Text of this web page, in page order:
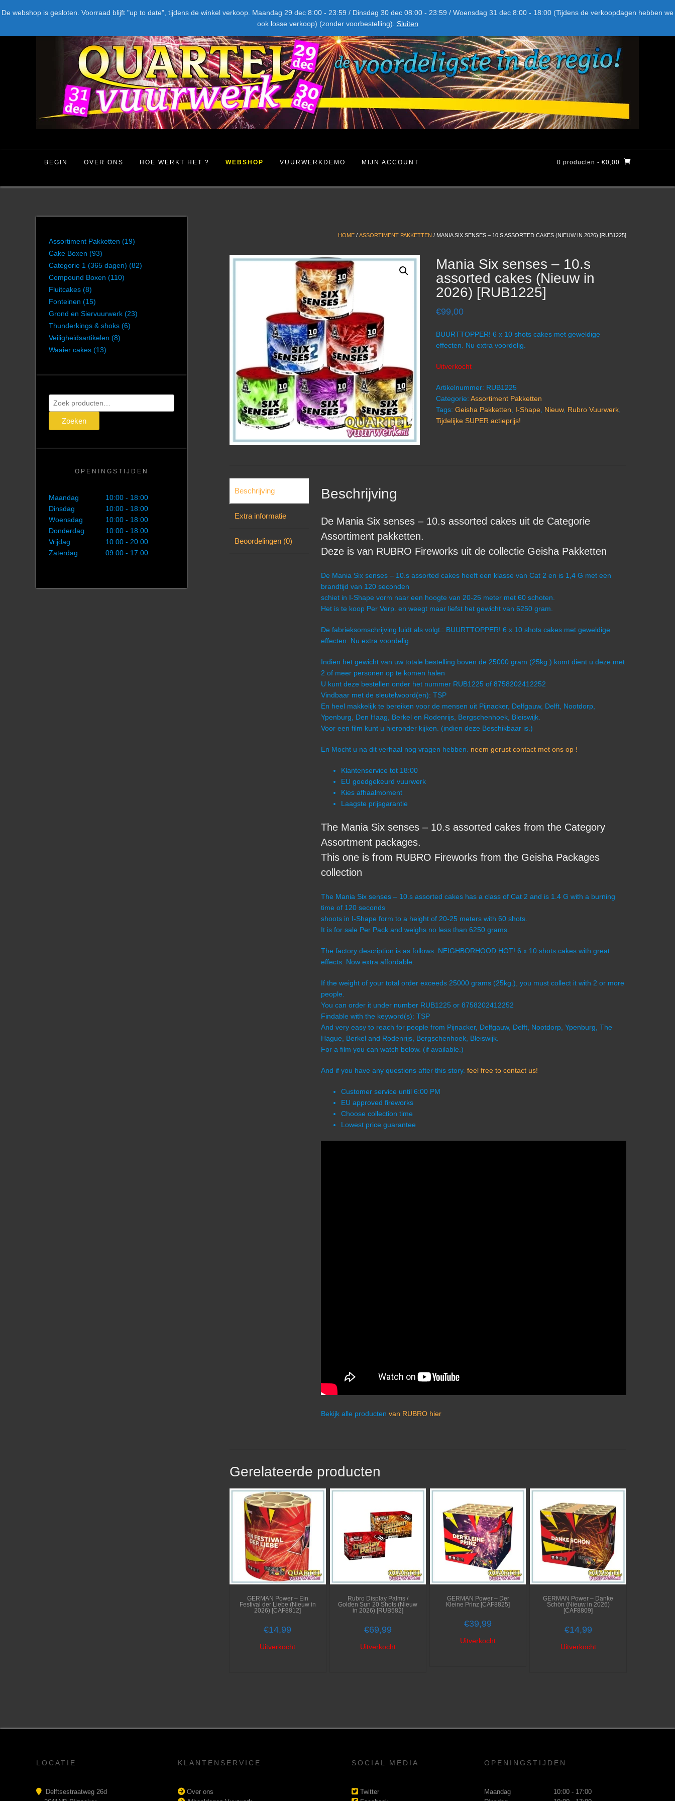
De webshop is gesloten. Voorraad blijft "up to date", tijdens de winkel verkoop. Maandag 29 dec 8:00 - 23:59 / Dinsdag 30 dec 08:00 - 23:59 / Woensdag 31 dec 8:00 - 18:00 (Tijdens de verkoopdagen hebben we
ook losse verkoop) (zonder voorbestelling). Sluiten
naar
BEGIN OVER ONS HOE WERKT HET ? WEBSHOP VUURWERKDEMO MIJN ACCOUNT 0 producten - €0,00
HOME / ASSORTIMENT PAKKETTEN / MANIA SIX SENSES – 10.S ASSORTED CAKES (NIEUW IN 2026) [RUB1225]
Mania Six senses – 10.s
assorted cakes (Nieuw in
2026) [RUB1225]
€99,00
BUURTTOPPER! 6 x 10 shots cakes met geweldige
effecten. Nu extra voordelig.
Uitverkocht
Artikelnummer: RUB1225
Categorie: Assortiment Pakketten
Tags: Geisha Pakketten I-Shape, Nieuw, Rubro Vuurwerk,
Tijdelijke SUPER actieprijs!
Beschrijving
Extra informatie
Beoordelingen (0)
Beschrijving
De Mania Six senses – 10.s assorted cakes uit de Categorie
Assortiment pakketten.
Deze is van RUBRO Fireworks uit de collectie Geisha Pakketten
De Mania Six senses – 10.s assorted cakes heeft een klasse van Cat 2 en is 1,4 G met een
brandtijd van 120 seconden
schiet in I-Shape vorm naar een hoogte van 20-25 meter met 60 schoten.
Het is te koop Per Verp. en weegt maar liefst het gewicht van 6250 gram.
De fabrieksomschrijving luidt als volgt.: BUURTTOPPER! 6 x 10 shots cakes met geweldige
effecten. Nu extra voordelig.
Indien het gewicht van uw totale bestelling boven de 25000 gram (25kg.) komt dient u deze met
2 of meer personen op te komen halen
U kunt deze bestellen onder het nummer RUB1225 of 8758202412252
Vindbaar met de sleutelwoord(en): TSP
En heel makkelijk te bereiken voor de mensen uit Pijnacker, Delfgauw, Delft, Nootdorp,
Ypenburg, Den Haag, Berkel en Rodenrijs, Bergschenhoek, Bleiswijk.
Voor een film kunt u hieronder kijken. (indien deze Beschikbaar is.)
En Mocht u na dit verhaal nog vragen hebben. neem gerust contact met ons op !
Klantenservice tot 18:00
EU goedgekeurd vuurwerk
Kies afhaalmoment
Laagste prijsgarantie
The Mania Six senses – 10.s assorted cakes from the Category
Assortment packages.
This one is from RUBRO Fireworks from the Geisha Packages
collection
The Mania Six senses – 10.s assorted cakes has a class of Cat 2 and is 1.4 G with a burning
time of 120 seconds
shoots in I-Shape form to a height of 20-25 meters with 60 shots.
It is for sale Per Pack and weighs no less than 6250 grams.
The factory description is as follows: NEIGHBORHOOD HOT! 6 x 10 shots cakes with great
effects. Now extra affordable.
If the weight of your total order exceeds 25000 grams (25kg.), you must collect it with 2 or more
people.
You can order it under number RUB1225 or 8758202412252
Findable with the keyword(s): TSP
And very easy to reach for people from Pijnacker, Delfgauw, Delft, Nootdorp, Ypenburg, The
Hague, Berkel and Rodenrijs, Bergschenhoek, Bleiswijk.
For a film you can watch below. (if available.)
And if you have any questions after this story. feel free to contact us!
Customer service until 6:00 PM
EU approved fireworks
Choose collection time
Lowest price guarantee
Bekijk alle producten van RUBRO hier
Gerelateerde producten
GERMAN Power – Ein
Festival der Liebe (Nieuw in
2026) [CAF8812]
€14,99
Uitverkocht
Rubro Display Palms /
Golden Sun 20 Shots (Nieuw
in 2026) [RUB582]
€69,99
Uitverkocht
GERMAN Power – Der
Kleine Prinz [CAF8825]
€39,99
Uitverkocht
GERMAN Power – Danke
Schön (Nieuw in 2026)
[CAF8809]
€14,99
Uitverkocht
Assortiment Pakketten (19)
Cake Boxen (93)
Categorie 1 (365 dagen) (82)
Compound Boxen (110)
Fluitcakes (8)
Fonteinen (15)
Grond en Siervuurwerk (23)
Thunderkings & shoks (6)
Veiligheidsartikelen (8)
Waaier cakes (13)
Zoeken
naar:
Zoeken
OPENINGSTIJDEN
Maandag
10:00 - 18:00
Dinsdag
10:00 - 18:00
Woensdag
10:00 - 18:00
Donderdag
10:00 - 18:00
Vrijdag
10:00 - 20:00
Zaterdag
09:00 - 17:00
LOCATIE
Delftsestraatweg 26d
KLANTENSERVICE
Over ons
SOCIAL MEDIA
Twitter
OPENINGSTIJDEN
Maandag
10:00 - 17:00